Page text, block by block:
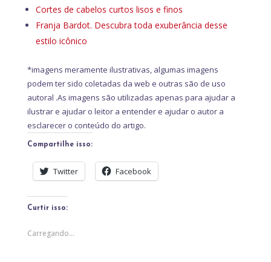
Cortes de cabelos curtos lisos e finos
Franja Bardot. Descubra toda exuberância desse
estilo icônico
*imagens meramente ilustrativas, algumas imagens
podem ter sido coletadas da web e outras são de uso
autoral .As imagens são utilizadas apenas para ajudar a
ilustrar e ajudar o leitor a entender e ajudar o autor a
esclarecer o conteúdo do artigo.
Compartilhe isso:
Twitter Facebook
Curtir isso:
Carregando...